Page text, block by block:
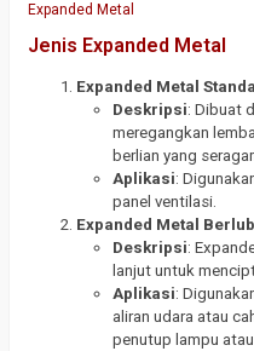
Expanded Metal
Jenis Expanded Metal
Expanded Metal
Deskripsi: Dibuat
meregangkan
berlian yang
Aplikasi:
panel ventilasi.
Expanded Metal
Deskripsi:
lanjut untuk
Aplikasi:
aliran udara atau
penutup lampu